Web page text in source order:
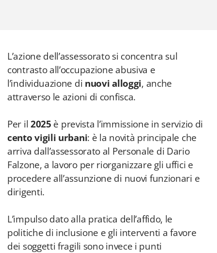
L’azione dell’assessorato si concentra sul
contrasto all’occupazione abusiva e
l’individuazione di nuovi alloggi, anche
attraverso le azioni di confisca.
Per il2025 è prevista l’immissione in servizio di
cento vigili urbani: è la novità principale che
arriva dall’assessorato al Personale di Dario
Falzone, a lavoro per riorganizzare gli uffici e
procedere all’assunzione di nuovi funzionari e
dirigenti.
L’impulso dato alla pratica dell’affido, le
politiche di inclusione e gli interventi a favore
dei soggetti fragili sono invece i punti